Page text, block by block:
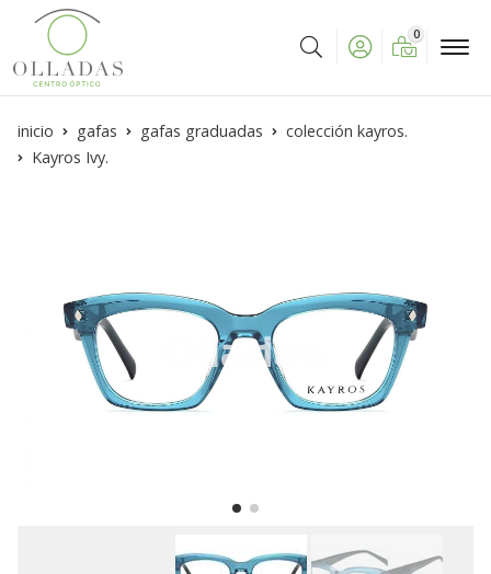
Buscar
0
inicio gafas gafas graduadas
colección kayros.
Kayros Ivy.